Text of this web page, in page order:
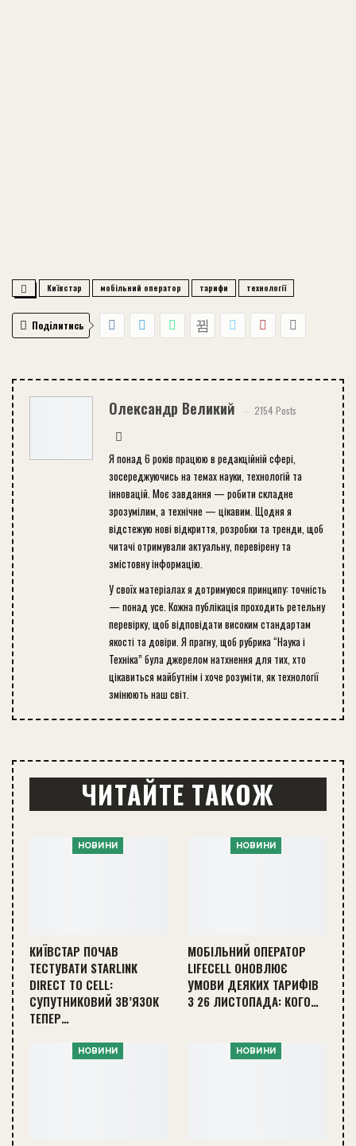
Київстар мобільний оператор тарифи технології
Поділитись
Олександр Великий 2154 Posts
Я понад 6 років працюю в редакційній сфері,
зосереджуючись на темах науки, технологій та
інновацій. Моє завдання — робити складне
зрозумілим, а технічне — цікавим. Щодня я
відстежую нові відкриття, розробки та тренди, щоб
читачі отримували актуальну, перевірену та
змістовну інформацію.
У своїх матеріалах я дотримуюся принципу: точність
— понад усе. Кожна публікація проходить ретельну
перевірку, щоб відповідати високим стандартам
якості та довіри. Я прагну, щоб рубрика “Наука і
Техніка” була джерелом натхнення для тих, хто
цікавиться майбутнім і хоче розуміти, як технології
змінюють наш світ.
ЧИТАЙТЕ ТАКОЖ
НОВИНИ
КИЇВСТАР ПОЧАВ
ТЕСТУВАТИ STARLINK
DIRECT TO CELL:
СУПУТНИКОВИЙ ЗВ’ЯЗОК
ТЕПЕР…
НОВИНИ
МОБІЛЬНИЙ ОПЕРАТОР
LIFECELL ОНОВЛЮЄ
УМОВИ ДЕЯКИХ ТАРИФІВ
З 26 ЛИСТОПАДА: КОГО…
НОВИНИ НОВИНИ